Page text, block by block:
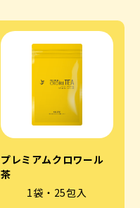
プレミアムクロワール
茶
1袋・25包入